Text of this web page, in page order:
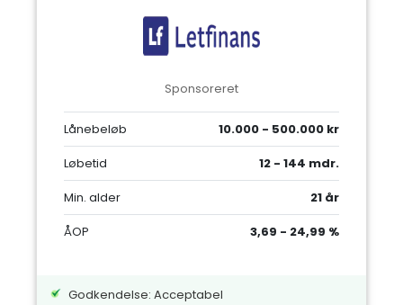
Sponsoreret
Lånebeløb
10.000 - 500.000 kr
Løbetid
12 - 144 mdr.
Min. alder
21 år
ÅOP
3,69 - 24,99 %
Godkendelse: Acceptabel